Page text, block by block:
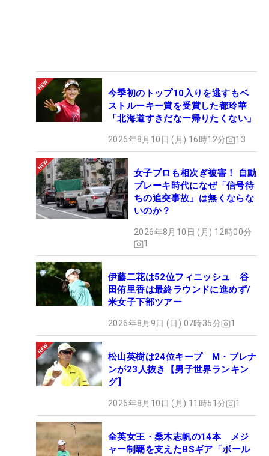
もすごく楽しみでしたし、みんな同じ経験を味わっ
てきていると思う。刺激を受ける仲間でもあります
し、一緒に頑張っていきたいですね」
―エプソン・ツアーの認知度も高まっている
「馬場咲希さんや、昨年は原英莉花さんも出てい
て、日本での認知度の高まりも実感しています。そ
れは私にとってもすごくチャンスだと思う。しっか
り成績を残して、名前を覚えてもらいたいなと思い
ます」
―実際に2試合プレーしてみて感触は
「3月の2試合では、やってきたことができていた部
分と、まだ足りない部分を把握することができまし
た。去年はショートパットでも苦戦したのですが、
ことで、イメージもかなり良くなって、バーディの
数も増えました。一方で、150ヤード前後の安定感
は課題。その距離からのボギーが多かった。6番、7
番などミドル以上のクラブを練習する必要性を痛感
しています。ドライバーの飛距離が伸びたこともあ
り、2打目の距離が短くなったので、100ヤード以内
というのも、空いた期間にやるべきだと思っていま
今季初のトップ10入りを逃すもベ
ストルーキー賞を受賞した都玲華
「北海道すきだなー帰りたくない」
2026年8月10日 (月) 16時12分 13
女子プロも相次ぎ被害！ 自動
ブレーキ時代になぜ「信号待
ちの追突事故」は無くならな
いのか？
2026年8月10日 (月) 12時00分
1
伊藤二花は52位フィニッシュ 谷
田侑里香は最終ラウンドに進めず/
米女子下部ツアー
2026年8月9日 (日) 07時35分 1
松山英樹は24位キープ M・ブレナ
ンが23人抜き【男子世界ランキン
グ】
2026年8月10日 (月) 11時51分 1
全英女王・桑木志帆の14本 メジ
ャー制覇を支えたBSギア「ボール